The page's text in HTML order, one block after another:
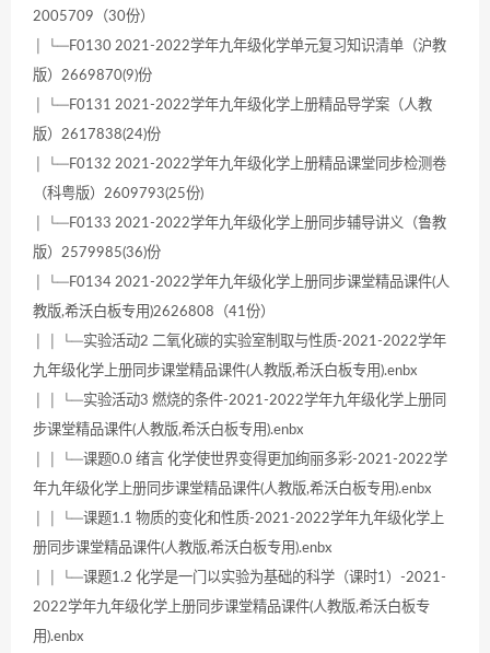
2005709（30份）
│ └─F0130 2021-2022学年九年级化学单元复习知识清单（沪教
版）2669870(9)份
│ └─F0131 2021-2022学年九年级化学上册精品导学案（人教
版）2617838(24)份
│ └─F0132 2021-2022学年九年级化学上册精品课堂同步检测卷
（科粤版）2609793(25份)
│ └─F0133 2021-2022学年九年级化学上册同步辅导讲义（鲁教
版）2579985(36)份
│ └─F0134 2021-2022学年九年级化学上册同步课堂精品课件(人
教版,希沃白板专用)2626808（41份）
│ │ └─实验活动2 二氧化碳的实验室制取与性质-2021-2022学年
九年级化学上册同步课堂精品课件(人教版,希沃白板专用).enbx
│ │ └─实验活动3 燃烧的条件-2021-2022学年九年级化学上册同
步课堂精品课件(人教版,希沃白板专用).enbx
│ │ └─课题0.0 绪言 化学使世界变得更加绚丽多彩-2021-2022学
年九年级化学上册同步课堂精品课件(人教版,希沃白板专用).enbx
│ │ └─课题1.1 物质的变化和性质-2021-2022学年九年级化学上
册同步课堂精品课件(人教版,希沃白板专用).enbx
│ │ └─课题1.2 化学是一门以实验为基础的科学（课时1）-2021-
2022学年九年级化学上册同步课堂精品课件(人教版,希沃白板专
用).enbx